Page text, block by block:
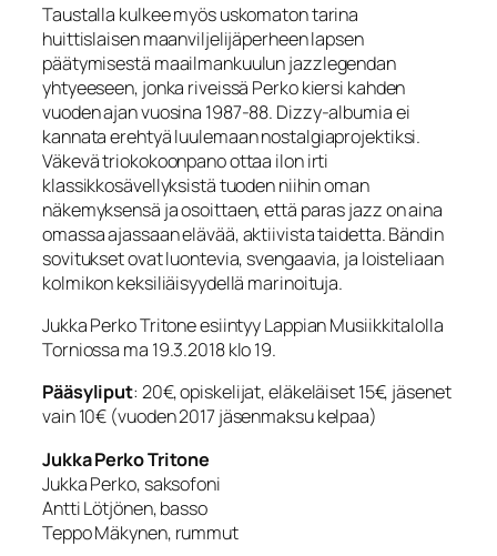
Taustalla kulkee myös uskomaton tarina
huittislaisen maanviljelijäperheen lapsen
päätymisestä maailmankuulun jazzlegendan
yhtyeeseen, jonka riveissä Perko kiersi kahden
vuoden ajan vuosina 1987-88. Dizzy-albumia ei
kannata erehtyä luulemaan nostalgiaprojektiksi.
Väkevä triokokoonpano ottaa ilon irti
klassikkosävellyksistä tuoden niihin oman
näkemyksensä ja osoittaen, että paras jazz on aina
omassa ajassaan elävää, aktiivista taidetta. Bändin
sovitukset ovat luontevia, svengaavia, ja loisteliaan
kolmikon keksiliäisyydellä marinoituja.
Jukka Perko Tritone esiintyy Lappian Musiikkitalolla
Torniossa ma 19.3.2018 klo 19.
Pääsyliput: 20€, opiskelijat, eläkeläiset 15€, jäsenet
vain 10€ (vuoden 2017 jäsenmaksu kelpaa)
Jukka Perko Tritone
Jukka Perko, saksofoni
Antti Lötjönen, basso
Teppo Mäkynen, rummut